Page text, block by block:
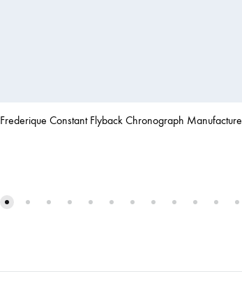
Frederique Constant Flyback Chronograph Manufacture